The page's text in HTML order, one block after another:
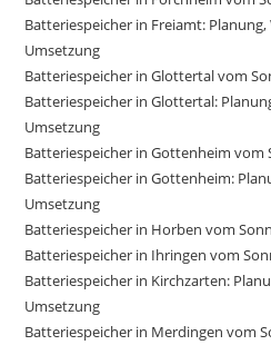
Batteriespeicher in Freiamt:
Umsetzung
Batteriespeicher in Glottertal vom
Batteriespeicher in Glottertal:
Umsetzung
Batteriespeicher in Gottenheim vom
Batteriespeicher in Gottenheim:
Umsetzung
Batteriespeicher in Horben vom
Batteriespeicher in Ihringen vom
Batteriespeicher in Kirchzarten:
Umsetzung
Batteriespeicher in Merdingen vom